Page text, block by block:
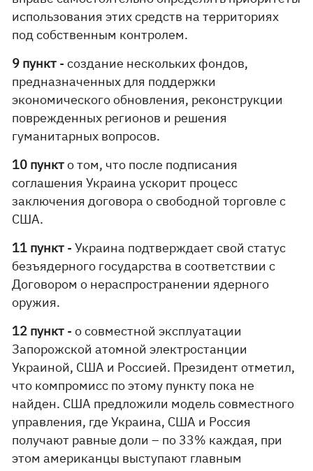
использования этих средств на территориях
под собственным контролем.
9 пункт - создание нескольких фондов,
предназначенных для поддержки
экономического обновления, реконструкции
поврежденных регионов и решения
гуманитарных вопросов.
10 пункто том, что после подписания
соглашения Украина ускорит процесс
заключения договора о свободной торговле с
США.
11 пункт - Украина подтверждает свой статус
безъядерного государства в соответствии с
Договором о нераспространении ядерного
оружия.
12 пункт - о совместной эксплуатации
Запорожской атомной электростанции
Украиной, США и Россией. Президент отметил,
что компромисс по этому пункту пока не
найден. США предложили модель совместного
управления, где Украина, США и Россия
получают равные доли – по 33% каждая, при
этом американцы выступают главным